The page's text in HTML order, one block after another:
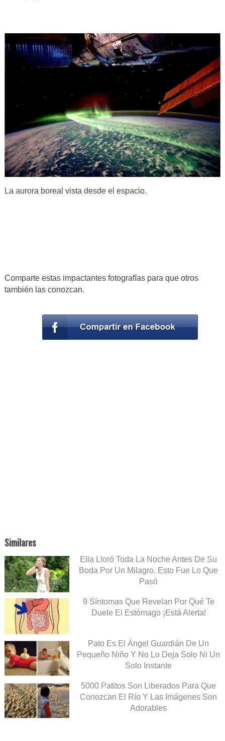
La aurora boreal vista desde el espacio.
Comparte estas impactantes fotografías para que otros
también las conozcan.
Similares
Ella Lloró Toda La Noche Antes De Su
Boda Por Un Milagro. Esto Fue Lo Que
Pasó
9 Síntomas Que Revelan Por Qué Te
Duele El Estómago ¡Está Alerta!
Pato Es El Ángel Guardián De Un
Pequeño Niño Y No Lo Deja Solo Ni Un
Solo Instante
5000 Patitos Son Liberados Para Que
Conozcan El Río Y Las Imágenes Son
Adorables